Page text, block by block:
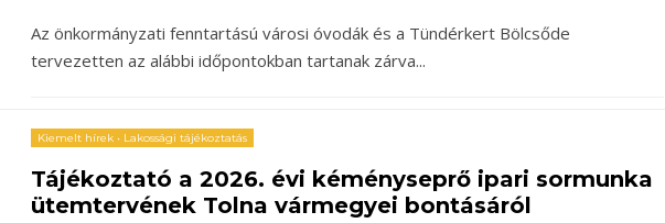
Az önkormányzati fenntartású városi óvodák és a Tündérkert Bölcsőde
tervezetten az alábbi időpontokban tartanak zárva...
Kiemelt hírek • Lakossági tájékoztatás
Tájékoztató a 2026. évi kéményseprő ipari sormunka
ütemtervének Tolna vármegyei bontásáról